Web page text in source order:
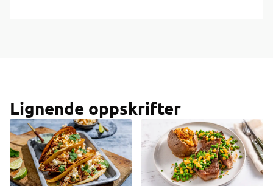
Lignende oppskrifter